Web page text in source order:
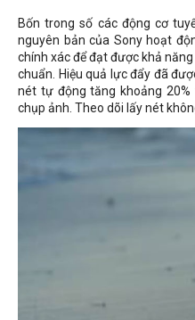
Bốn trong số các động cơ
nguyên bản của Sony hoạt
chính xác để đạt được khả
chuẩn. Hiệu quả lực đẩy đã
nét tự động tăng khoảng
chụp ảnh. Theo dõi lấy nét